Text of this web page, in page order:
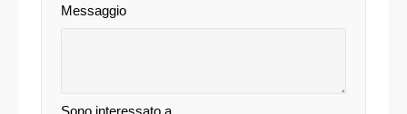
Messaggio
Sono interessato a